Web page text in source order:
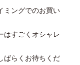
ミングでのお買い
はすごくオシャレ
ばらくお待ちくだ